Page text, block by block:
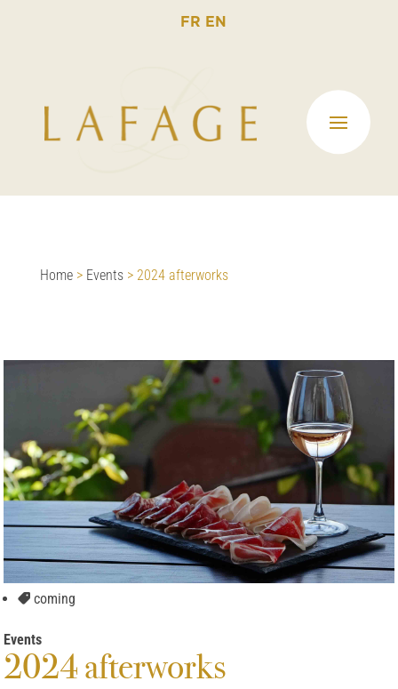
FR EN
Home> Events> 2024 afterworks
coming
Events
2024 afterworks